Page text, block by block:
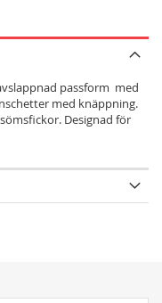
passform med
med knäppning.
Designad för